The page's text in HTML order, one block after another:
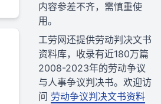
内容参差不齐，需慎重使
用。
工劳网还提供劳动判决文书
资料库，收录有近180万篇
2008-2023年的劳动争议
与人事争议判决书。欢迎访
问 劳动争议判决文书资料